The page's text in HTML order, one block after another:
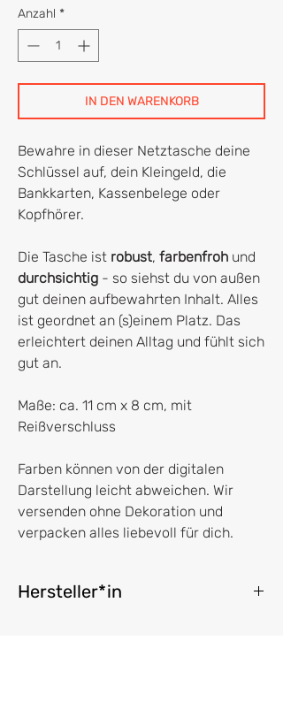
Anzahl *
IN DEN WARENKORB
Bewahre in dieser Netztasche deine
Schlüssel auf, dein Kleingeld, die
Bankkarten, Kassenbelege oder
Kopfhörer.
Die Tasche ist robust, farbenfroh und
durchsichtig - so siehst du von außen
gut deinen aufbewahrten Inhalt. Alles
ist geordnet an (s)einem Platz. Das
erleichtert deinen Alltag und fühlt sich
gut an.
Maße: ca. 11 cm x 8 cm, mit
Reißverschluss
Farben können von der digitalen
Darstellung leicht abweichen. Wir
versenden ohne Dekoration und
verpacken alles liebevoll für dich.
Hersteller*in